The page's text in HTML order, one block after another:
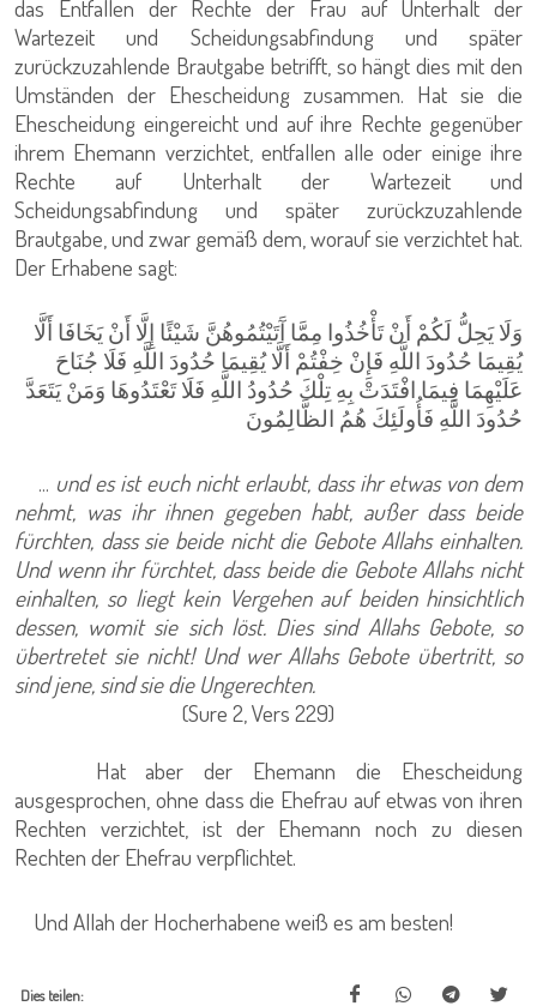
das Entfallen der Rechte der Frau auf Unterhalt der
Wartezeit und Scheidungsabfindung und später
zurückzuzahlende Brautgabe betrifft, so hängt dies mit den
Umständen der Ehescheidung zusammen. Hat sie die
Ehescheidung eingereicht und auf ihre Rechte gegenüber
ihrem Ehemann verzichtet, entfallen alle oder einige ihre
Rechte auf Unterhalt der Wartezeit und
Scheidungsabfindung und später zurückzuzahlende
Brautgabe, und zwar gemäß dem, worauf sie verzichtet hat.
Der Erhabene sagt:
يُقِيمَا حُدُودَ اللَّهِ فَإِنْ خِفْتُمْ أَلَّا يُقِيمَا حُدُودَ اللَّهِ فَلَا جُنَاحَ
عَلَيْهِمَا فِيمَا افْتَدَتْ بِهِ تِلْكَ حُدُودُ اللَّهِ فَلَا تَعْتَدُوهَا وَمَنْ يَتَعَدَّ
حُدُودَ اللَّهِ فَأُولَئِكَ هُمُ الظَّالِمُونَ
... und es ist euch nicht erlaubt, dass ihr etwas von dem
nehmt, was ihr ihnen gegeben habt, außer dass beide
fürchten, dass sie beide nicht die Gebote Allahs einhalten.
Und wenn ihr fürchtet, dass beide die Gebote Allahs nicht
einhalten, so liegt kein Vergehen auf beiden hinsichtlich
dessen, womit sie sich löst. Dies sind Allahs Gebote, so
übertretet sie nicht! Und wer Allahs Gebote übertritt, so
sind jene, sind sie die Ungerechten.
(Sure 2, Vers 229)
Hat aber der Ehemann die Ehescheidung
ausgesprochen, ohne dass die Ehefrau auf etwas von ihren
Rechten verzichtet, ist der Ehemann noch zu diesen
Rechten der Ehefrau verpflichtet.
Und Allah der Hocherhabene weiß es am besten!
Dies teilen: